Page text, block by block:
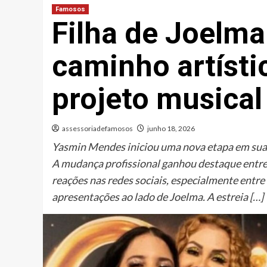
Famosos
Filha de
caminho
projeto
assessoriadefamosos junho 18, 2026
Yasmin Mendes iniciou uma nova etapa em
A mudança profissional ganhou destaque
reações nas redes sociais, especialmente
apresentações ao lado de Joelma. A estreia […]